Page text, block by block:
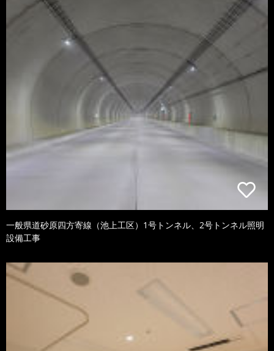
一般県道砂原四方寄線（池上工区）1号トンネル、2号トンネル照明
設備工事